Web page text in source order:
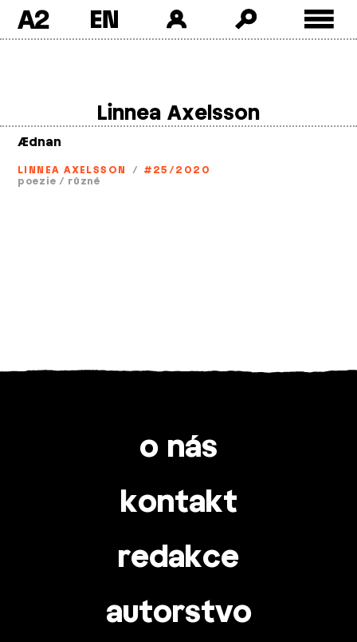
A2
Linnea Axelsson
Ædnan
LINNEA AXELSSON / #25/2020
poezie / různé
o nás
kontakt
redakce
autorstvo